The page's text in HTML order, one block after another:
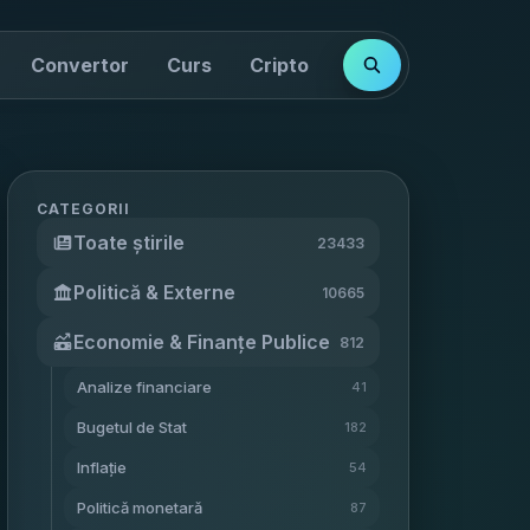
Convertor Curs Cripto Cotații
CATEGORII
Toate știrile 23433
Politică & Externe 10665
Economie & Finanțe Publice 812
Analize financiare 41
Bugetul de Stat 182
Inflație 54
Politică monetară 87